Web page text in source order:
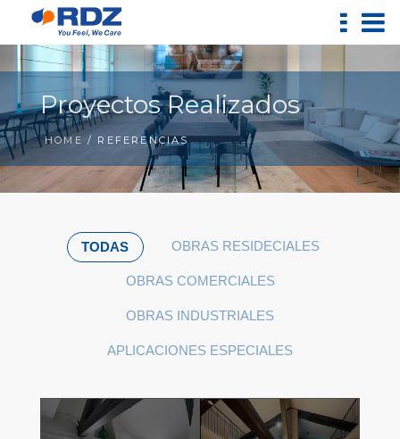
Proyectos Realizados
HOME / REFERENCIAS
TODAS OBRAS RESIDECIALES
OBRAS COMERCIALES
OBRAS INDUSTRIALES
APLICACIONES ESPECIALES